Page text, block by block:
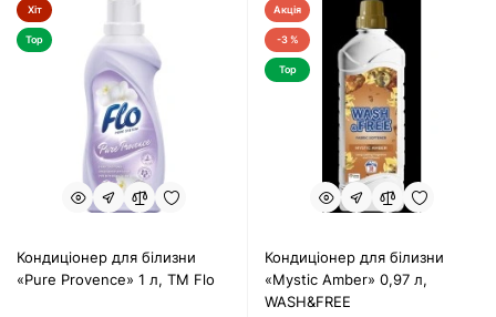
Хіт
Top
Кондиціонер для білизни
«Pure Provence» 1 л, ТМ Flo
Акція
-3 %
Top
Кондиціонер для білизни
«Mystic Amber» 0,97 л,
WASH&FREE